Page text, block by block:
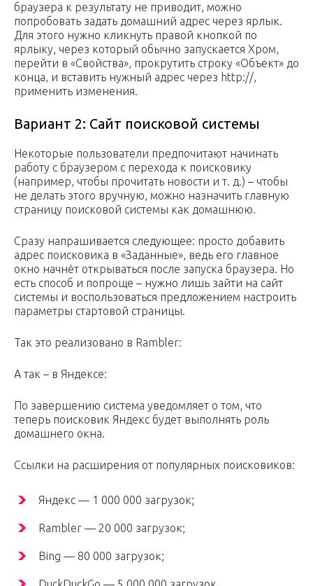
браузера к результату не приводит, можно
попробовать задать домашний адрес через ярлык.
Для этого нужно кликнуть правой кнопкой по
ярлыку, через который обычно запускается Хром,
перейти в «Свойства», прокрутить строку «Объект» до
конца, и вставить нужный адрес через http://,
применить изменения.
Вариант 2: Сайт поисковой системы
Некоторые пользователи предпочитают начинать
работу с браузером с перехода к поисковику
(например, чтобы прочитать новости и т. д.) – чтобы
не делать этого вручную, можно назначить главную
страницу поисковой системы как домашнюю.
Сразу напрашивается следующее: просто добавить
адрес поисковика в «Заданные», ведь его главное
окно начнёт открываться после запуска браузера. Но
есть способ и попроще – нужно лишь зайти на сайт
системы и воспользоваться предложением настроить
параметры стартовой страницы.
Так это реализовано в Rambler:
А так – в Яндексе:
По завершению система уведомляет о том, что
теперь поисковик Яндекс будет выполнять роль
домашнего окна.
Ссылки на расширения от популярных поисковиков:
Яндекс — 1 000 000 загрузок;
Rambler — 20 000 загрузок;
Bing — 80 000 загрузок;